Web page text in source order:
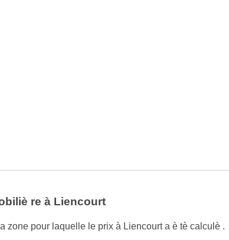
re à Liencourt
zone pour laquelle le prix à Liencourt a è tè calculè .